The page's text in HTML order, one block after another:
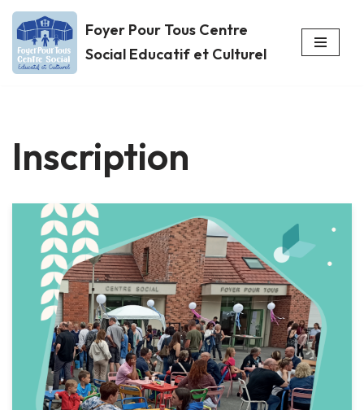
Aller
au
Foyer Pour Tous Centre
Social Educatif et Culturel
Inscription